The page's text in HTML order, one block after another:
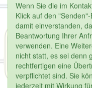
Wenn Sie die im
Klick auf den
damit einverstanden,
Beantwortung Ihrer
verwenden. Eine
nicht statt, es sei denn
rechtfertigen eine
verpflichtet sind. Sie
jederzeit mit Wirkung